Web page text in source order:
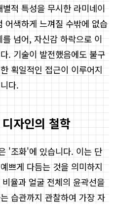
적 특성을 무시한 라미네이
어색하게 느껴질 수밖에 없습
넘어, 자신감 하락으로 이
. 기술이 발전했음에도 불구
획일적인 접근이 이루어지
다.
자인의 철학
'조화'에 있습니다. 이는 단
쁘게 다듬는 것을 의미하지
율과 얼굴 전체의 윤곽선을
습관까지 관찰하여 가장 자